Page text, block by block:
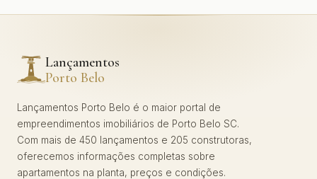
Lançamentos
Porto Belo
Lançamentos Porto Belo é o maior portal de
empreendimentos imobiliários de Porto Belo SC.
Com mais de 450 lançamentos e 205 construtoras,
oferecemos informações completas sobre
apartamentos na planta, preços e condições.